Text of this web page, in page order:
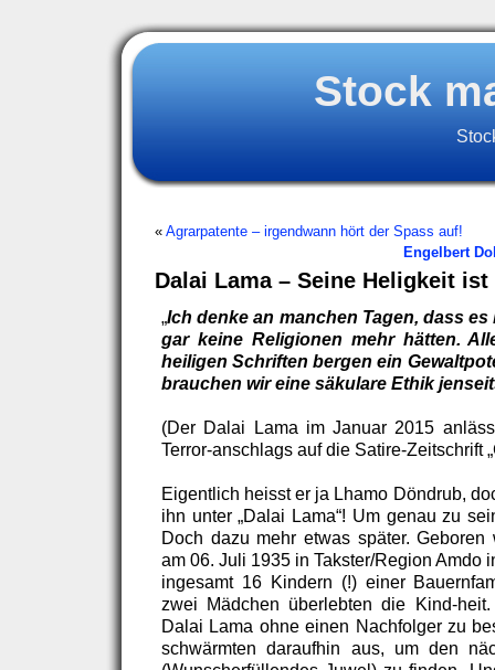
Stock
« Agrarpatente – irgendwann hört der Spass auf!
Engelbert
Dalai Lama – Seine Heligkeit ist
„Ich denke an manchen Tagen, dass
gar keine Religionen mehr hätten.
heiligen Schriften bergen ein
brauchen wir eine säkulare Ethik
(Der Dalai Lama im Januar 2015
Terror-anschlags auf die Satire-Zeitschrift
Eigentlich heisst er ja Lhamo Döndrub,
ihn unter „Dalai Lama“! Um genau zu
Doch dazu mehr etwas später. Geboren
am 06. Juli 1935 in Takster/Region Amdo
ingesamt 16 Kindern (!) einer
zwei Mädchen überlebten die Kind-
Dalai Lama ohne einen Nachfolger zu
schwärmten daraufhin aus, um den